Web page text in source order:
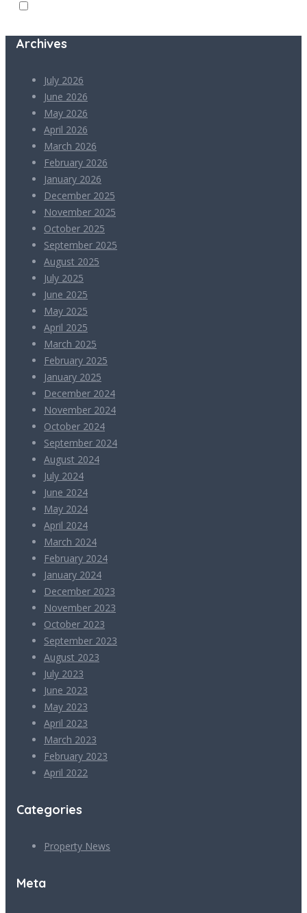
Archives
July 2026
June 2026
May 2026
April 2026
March 2026
February 2026
January 2026
December 2025
November 2025
October 2025
September 2025
August 2025
July 2025
June 2025
May 2025
April 2025
March 2025
February 2025
January 2025
December 2024
November 2024
October 2024
September 2024
August 2024
July 2024
June 2024
May 2024
April 2024
March 2024
February 2024
January 2024
December 2023
November 2023
October 2023
September 2023
August 2023
July 2023
June 2023
May 2023
April 2023
March 2023
February 2023
April 2022
Categories
Property News
Meta